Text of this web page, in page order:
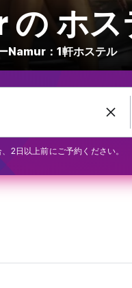
ホス
Namur：1軒ホステル
2日以上前にご予約ください。